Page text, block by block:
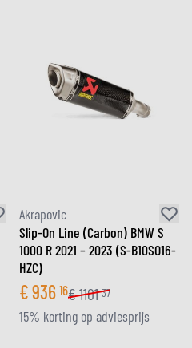
Akrapovic
Slip-On Line (Carbon) BMW S
1000 R 2021 – 2023 (S-B10SO16-
HZC)
€936 16€1101 37
15% korting op adviesprijs